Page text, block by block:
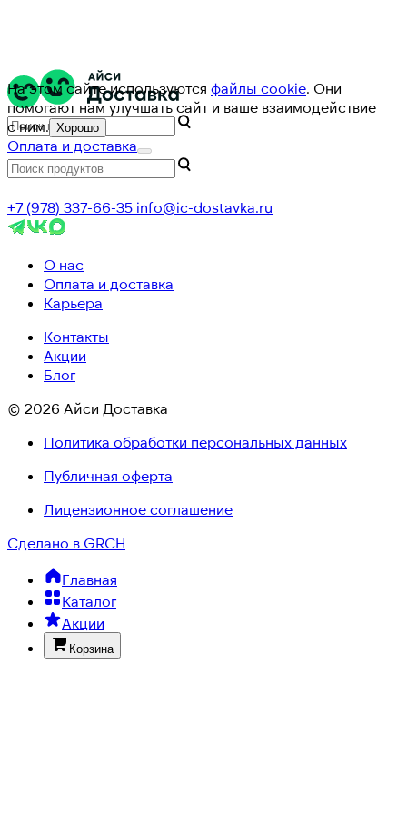
На этом сайте используются файлы cookie. Они
помогают нам улучшать сайт и ваше взаимодействие
с ним. Хорошо
Оплата и доставка
+7 (978) 337-66-35 info@ic-dostavka.ru
О нас
Оплата и доставка
Карьера
Контакты
Акции
Блог
© 2026 Айси Доставка
Политика обработки персональных данных
Публичная оферта
Лицензионное соглашение
Сделано в GRCH
Главная
Каталог
Акции
Корзина